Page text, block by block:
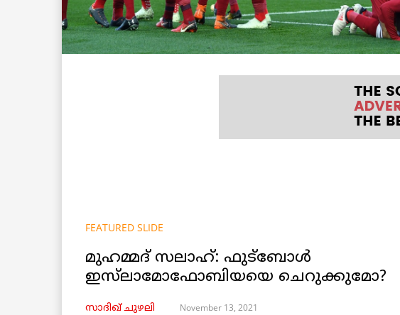
FEATURED SLIDE
മുഹമ്മദ് സലാഹ്: ഫുട്ബോൾ
ഇസ്‌ലാമോഫോബിയയെ ചെറുക്കുമോ?
സാദിഖ് ചുഴലി November 13, 2021